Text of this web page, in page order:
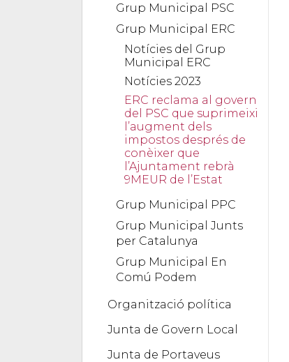
Grup Municipal PSC
Grup Municipal ERC
Notícies del Grup
Municipal ERC
Notícies 2023
ERC reclama al govern
del PSC que suprimeixi
l’augment dels
impostos després de
conèixer que
l’Ajuntament rebrà
9MEUR de l’Estat
Grup Municipal PPC
Grup Municipal Junts
per Catalunya
Grup Municipal En
Comú Podem
Organització política
Junta de Govern Local
Junta de Portaveus